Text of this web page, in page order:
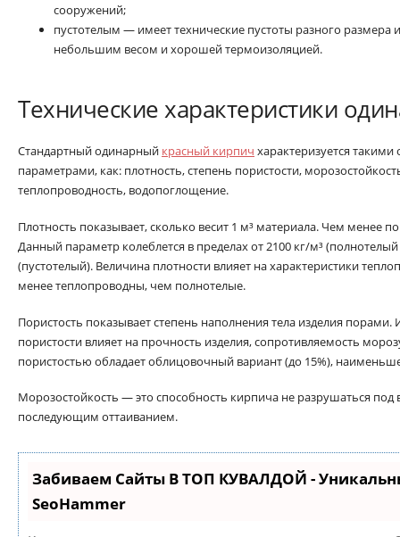
сооружений;
пустотелым — имеет технические пустоты разного размера
небольшим весом и хорошей термоизоляцией.
Технические характеристики
Стандартный одинарный красный кирпич характеризуется
параметрами, как: плотность, степень пористости,
теплопроводность, водопоглощение.
Плотность показывает, сколько весит 1 м³ материала. Чем менее
Данный параметр колеблется в пределах от 2100 кг/м³
(пустотелый). Величина плотности влияет на характеристики
менее теплопроводны, чем полнотелые.
Пористость показывает степень наполнения тела изделия
пористости влияет на прочность изделия, сопротивляемость
пористостью обладает облицовочный вариант (до 15%),
Морозостойкость — это способность кирпича не разрушаться под
последующим оттаиванием.
Забиваем Сайты В ТОП КУВАЛДОЙ -
SeoHammer